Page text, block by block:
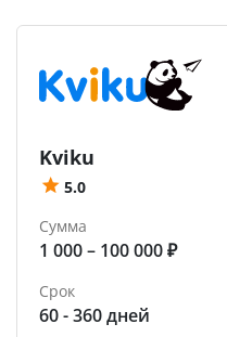
Kviku
5.0
Сумма
1 000 – 100 000 ₽
Срок
60 - 360 дней